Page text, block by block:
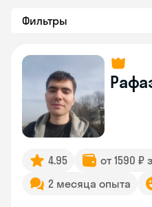
Фильтры
4.95
от 1590 ₽
2 месяца опыта